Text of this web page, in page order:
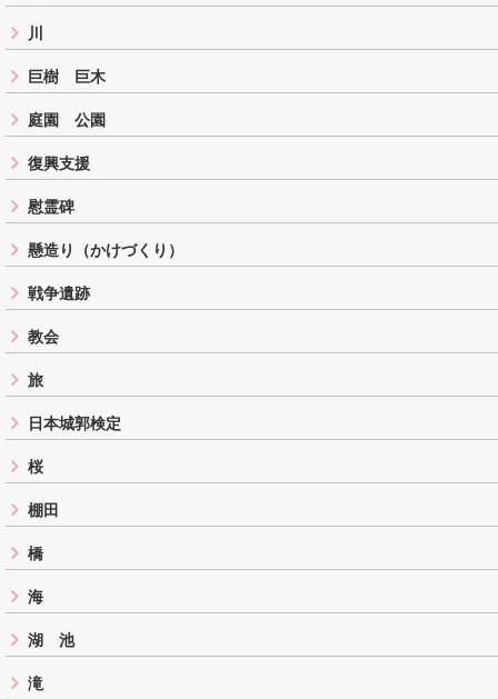
川
巨樹 巨木
庭園 公園
復興支援
慰霊碑
懸造り（かけづくり）
戦争遺跡
教会
旅
日本城郭検定
桜
棚田
橋
海
湖 池
滝